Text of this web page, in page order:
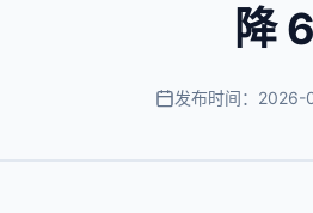
降
发布时间：